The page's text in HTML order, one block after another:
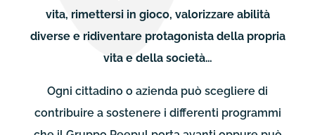
vita, rimettersi in gioco, valorizzare abilità
diverse e ridiventare protagonista della propria
vita e della società…
Ogni cittadino o azienda può scegliere di
contribuire a sostenere i differenti programmi